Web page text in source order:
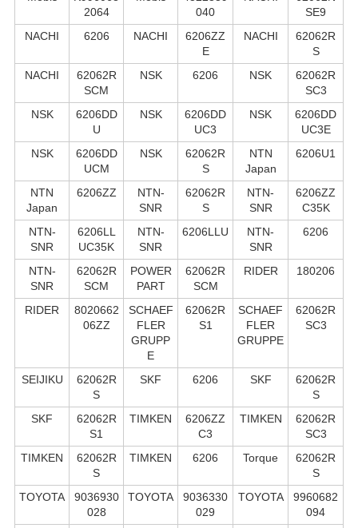
2064
040
SE9
NACHI
6206 NACHI
6206ZZ
E
NACHI
62062R
S
NACHI
62062R
SCM
NSK 6206 NSK
62062R
SC3
NSK
6206DD
U
NSK
6206DD
UC3
NSK
6206DD
UC3E
NSK
6206DD
UCM
NSK
62062R
S
NTN
Japan
6206U1
NTN
Japan
6206ZZ
NTN-
SNR
62062R
S
NTN-
SNR
6206ZZ
C35K
NTN-
SNR
6206LL
UC35K
NTN-
SNR
6206LLU
NTN-
SNR
6206
NTN-
SNR
62062R
SCM
POWER
PART
62062R
SCM
RIDER 180206
RIDER
8020662
06ZZ
SCHAEF
FLER
GRUPP
E
62062R
S1
SCHAEF
FLER
GRUPPE
62062R
SC3
SEIJIKU
62062R
S
SKF 6206 SKF
62062R
S
SKF
62062R
S1
TIMKEN
6206ZZ
C3
TIMKEN
62062R
SC3
TIMKEN
62062R
S
TIMKEN 6206 Torque
62062R
S
TOYOTA
9036930
028
TOYOTA
9036330
029
TOYOTA
9960682
094